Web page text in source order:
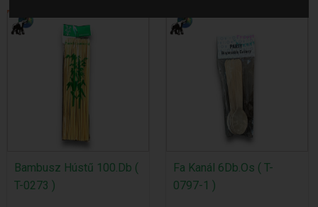
Bambusz Hústű 100.Db (
T-0273 )
Fa Kanál 6Db.Os ( T-
0797-1 )